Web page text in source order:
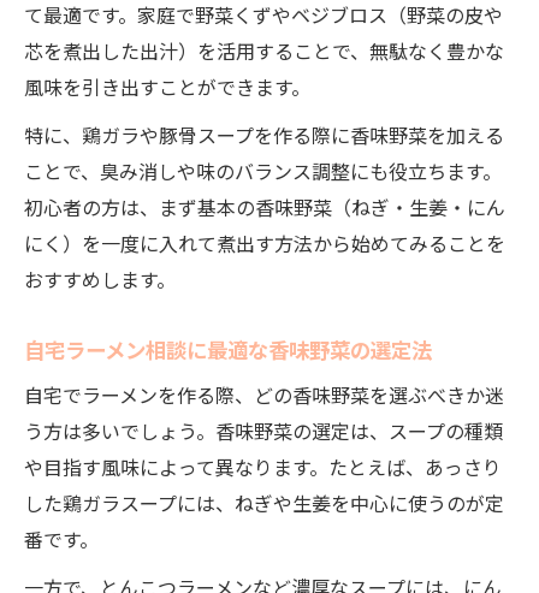
て最適です。家庭で野菜くずやベジブロス（野菜の皮や
芯を煮出した出汁）を活用することで、無駄なく豊かな
風味を引き出すことができます。
特に、鶏ガラや豚骨スープを作る際に香味野菜を加える
ことで、臭み消しや味のバランス調整にも役立ちます。
初心者の方は、まず基本の香味野菜（ねぎ・生姜・にん
にく）を一度に入れて煮出す方法から始めてみることを
おすすめします。
自宅ラーメン相談に最適な香味野菜の選定法
自宅でラーメンを作る際、どの香味野菜を選ぶべきか迷
う方は多いでしょう。香味野菜の選定は、スープの種類
や目指す風味によって異なります。たとえば、あっさり
した鶏ガラスープには、ねぎや生姜を中心に使うのが定
番です。